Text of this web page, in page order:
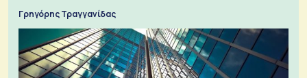
Γρηγόρης Τραγγανίδας